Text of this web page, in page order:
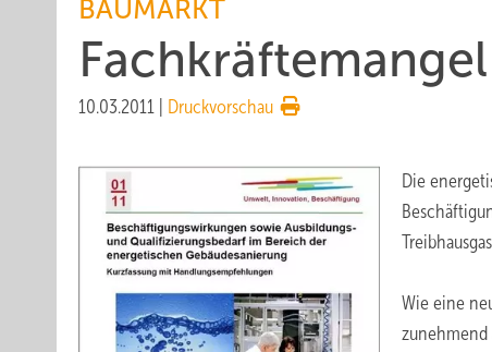
BAUMARKT
10.03.2011 Druckvorschau
Die
Wie eine
zunehmend